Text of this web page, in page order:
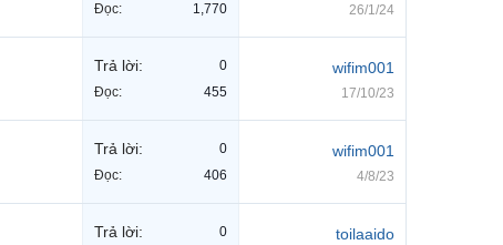
Đọc:
1,770 26/1/24
Trả lời:
0
Đọc:
455
wifim001
17/10/23
Trả lời:
0
Đọc:
406
wifim001
4/8/23
Trả lời:
0
toilaaido